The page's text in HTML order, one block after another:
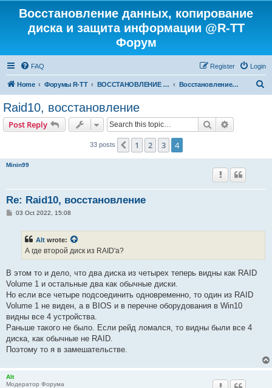
Восстановление данных, копирование
диска и защита информации @R-TT
Форум
FAQ Login
Register
Home Форумы R-TT ВОССТАНОВЛЕНИЕ ДАННЫХ И УДАЛЕННЫХ ФАЙЛОВ Восстановление RAID
Raid10, восстановление
Post Reply Search
33 posts Previous
1 2 3 4
Minin99
Re: Raid10, восстановление
P03 Oct 2022, 15:08
Alt wrote:
А где второй диск из RAID'а?
В этом то и дело, что два диска из четырех теперь видны как RAID
Volume 1 и остальные два как обычные диски.
Но если все четыре подсоединить одновременно, то один из RAID
Volume 1 не виден, а в BIOS и в перечне оборудования в Win10
видны все 4 устройства.
Раньше такого не было. Если рейд ломался, то видны были все 4
диска, как обычные не RAID.
Поэтому то я в замешательстве.
Alt
Модератор Форума